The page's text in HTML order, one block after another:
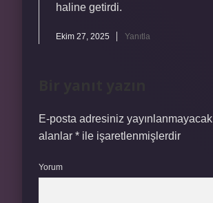
haline getirdi.
Ekim 27, 2025 Yanıtla
E-posta adresiniz
alanlar * ile işaretlenmişlerdir
Yorum